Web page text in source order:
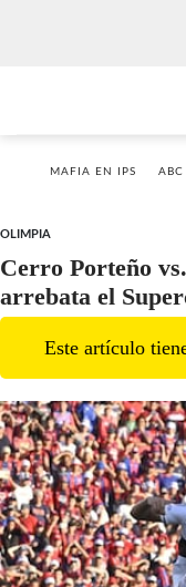
MAFIA EN IPS ABC
OLIMPIA
Cerro Porteño
arrebata el
Este artículo